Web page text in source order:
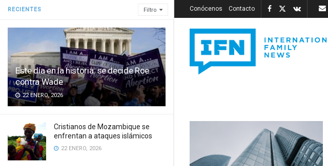
RECIENTES Filtro
Este día en la historia: se decide Roe
contra Wade
22 ENERO, 2026
Cristianos de Mozambique se
enfrentan a ataques islámicos
22 ENERO, 2026
Conócenos Contacto